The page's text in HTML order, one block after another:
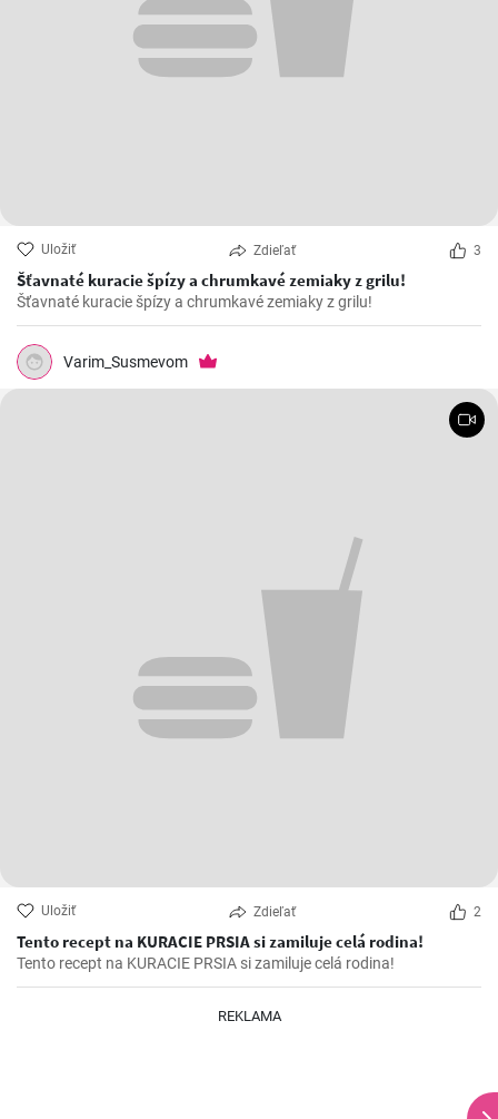
Uložiť Zdieľať 3
Šťavnaté kuracie špízy a chrumkavé zemiaky z grilu!
Šťavnaté kuracie špízy a chrumkavé zemiaky z grilu!
Varim_Susmevom
Uložiť Zdieľať 2
Tento recept na KURACIE PRSIA si zamiluje celá rodina!
Tento recept na KURACIE PRSIA si zamiluje celá rodina!
REKLAMA